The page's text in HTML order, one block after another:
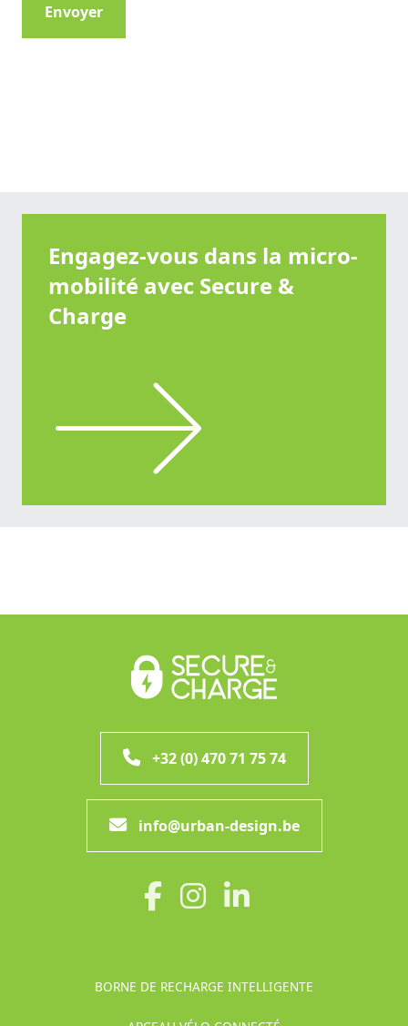
Envoyer
Engagez-vous dans la micro-
mobilité avec Secure &
Charge
+32 (0) 470 71 75 74
info@urban-design.be
BORNE DE RECHARGE INTELLIGENTE